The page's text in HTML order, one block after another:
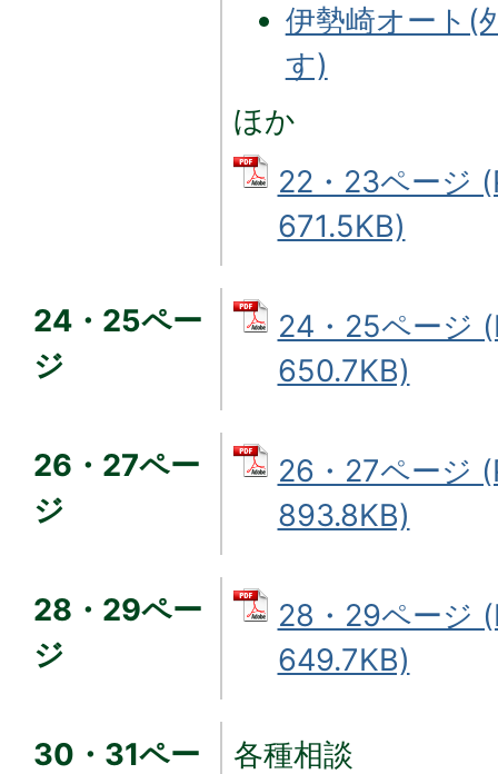
伊勢崎オート(
す)
ほか
22・23ページ
671.5KB)
24・25ペー
ジ
24・25ページ
650.7KB)
26・27ペー
ジ
26・27ページ
893.8KB)
28・29ペー
ジ
28・29ページ
649.7KB)
30・31ペー
各種相談